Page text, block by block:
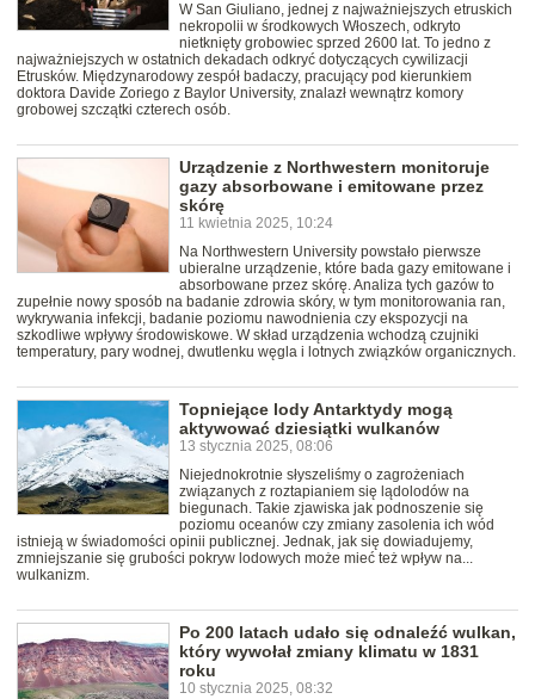
W San Giuliano, jednej z najważniejszych etruskich
nekropolii w środkowych Włoszech, odkryto
nietknięty grobowiec sprzed 2600 lat. To jedno z
najważniejszych w ostatnich dekadach odkryć dotyczących cywilizacji
Etrusków. Międzynarodowy zespół badaczy, pracujący pod kierunkiem
doktora Davide Zoriego z Baylor University, znalazł wewnątrz komory
grobowej szczątki czterech osób.
Urządzenie z Northwestern monitoruje
gazy absorbowane i emitowane przez
skórę
11 kwietnia 2025, 10:24
Na Northwestern University powstało pierwsze
ubieralne urządzenie, które bada gazy emitowane i
absorbowane przez skórę. Analiza tych gazów to
zupełnie nowy sposób na badanie zdrowia skóry, w tym monitorowania ran,
wykrywania infekcji, badanie poziomu nawodnienia czy ekspozycji na
szkodliwe wpływy środowiskowe. W skład urządzenia wchodzą czujniki
temperatury, pary wodnej, dwutlenku węgla i lotnych związków organicznych.
Topniejące lody Antarktydy mogą
aktywować dziesiątki wulkanów
13 stycznia 2025, 08:06
Niejednokrotnie słyszeliśmy o zagrożeniach
związanych z roztapianiem się lądolodów na
biegunach. Takie zjawiska jak podnoszenie się
poziomu oceanów czy zmiany zasolenia ich wód
istnieją w świadomości opinii publicznej. Jednak, jak się dowiadujemy,
zmniejszanie się grubości pokryw lodowych może mieć też wpływ na...
wulkanizm.
Po 200 latach udało się odnaleźć wulkan,
który wywołał zmiany klimatu w 1831
roku
10 stycznia 2025, 08:32